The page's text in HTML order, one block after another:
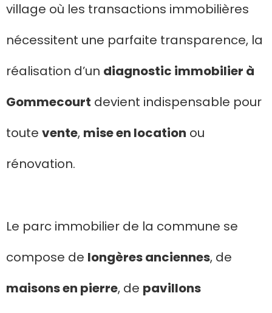
village où les transactions immobilières
nécessitent une parfaite transparence, la
réalisation d’un diagnostic immobilier à
Gommecourt devient indispensable pour
toute vente, mise en location ou
rénovation.
Le parc immobilier de la commune se
compose de longères anciennes, de
maisons en pierre, de pavillons